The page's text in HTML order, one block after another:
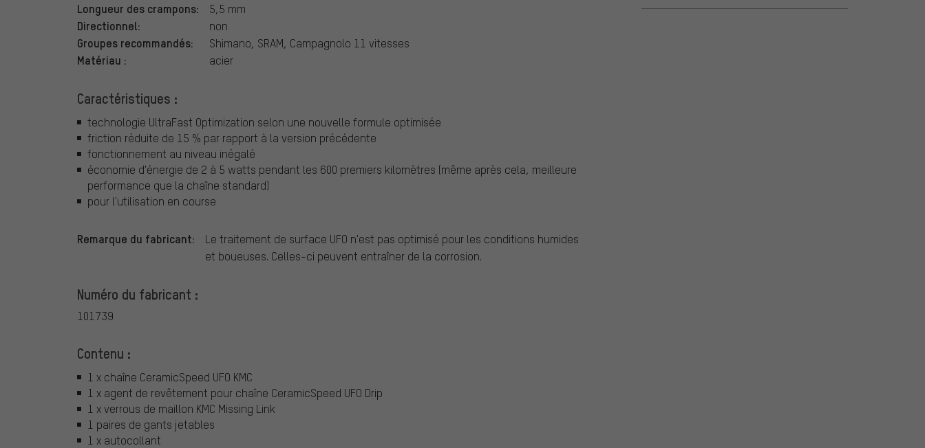
Longueur des crampons: 5,5 mm
Directionnel: non
Groupes recommandés: Shimano, SRAM, Campagnolo 11 vitesses
Matériau : acier
Caractéristiques :
technologie UltraFast Optimization selon une nouvelle formule optimisée
friction réduite de 15 % par rapport à la version précédente
fonctionnement au niveau inégalé
économie d'énergie de 2 à 5 watts pendant les 600 premiers kilomètres (même après cela, meilleure
performance que la chaîne standard)
pour l'utilisation en course
Remarque du fabricant:
Le traitement de surface UFO n'est pas optimisé pour les conditions humides
et boueuses. Celles-ci peuvent entraîner de la corrosion.
Numéro du fabricant :
101739
Contenu :
1 x chaîne CeramicSpeed UFO KMC
1 x agent de revêtement pour chaîne CeramicSpeed UFO Drip
1 x verrous de maillon KMC Missing Link
1 paires de gants jetables
1 x autocollant